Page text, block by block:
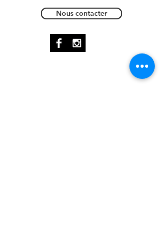
Nous contacter